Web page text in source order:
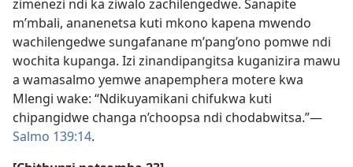
zimenezi ndi ka ziwalo zachilengedwe. Sanapite
m’mbali, ananenetsa kuti mkono kapena mwendo
wachilengedwe sungafanane m’pang’ono pomwe ndi
wochita kupanga. Izi zinandipangitsa kuganizira mawu
a wamasalmo yemwe anapemphera motere kwa
Mlengi wake: “Ndikuyamikani chifukwa kuti
chipangidwe changa n’choopsa ndi chodabwitsa.”—
Salmo 139:14.